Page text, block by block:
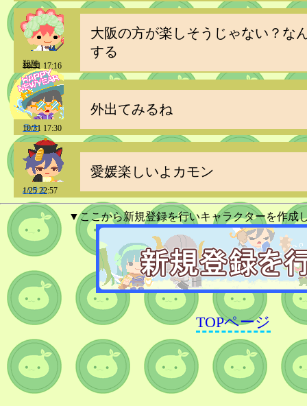
大阪の方が楽しそうじゃない？な
する
殺陣
10/31 17:16
外出てみるね
ラナ
10/31 17:30
愛媛楽しいよカモン
ハサミ
1/25 22:57
▼ここから新規登録を行いキャラクターを作成
TOPページ